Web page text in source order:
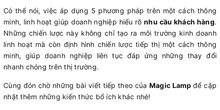
Có thể nói, việc áp dụng 5 phương pháp trên một cách thông
minh, linh hoạt giúp doanh nghiệp hiểu rõnhu cầu khách hàng.
Những chiến lược này không chỉ tạo ra môi trường kinh doanh
linh hoạt mà còn định hình chiến lược tiếp thị một cách thông
minh, giúp doanh nghiệp liên tục đáp ứng những thay đổi
nhanh chóng trên thị trường.
Cùng đón chờ những bài viết tiếp theo của Magic Lampđể cập
nhật thêm những kiến thức bổ ích khác nhé!